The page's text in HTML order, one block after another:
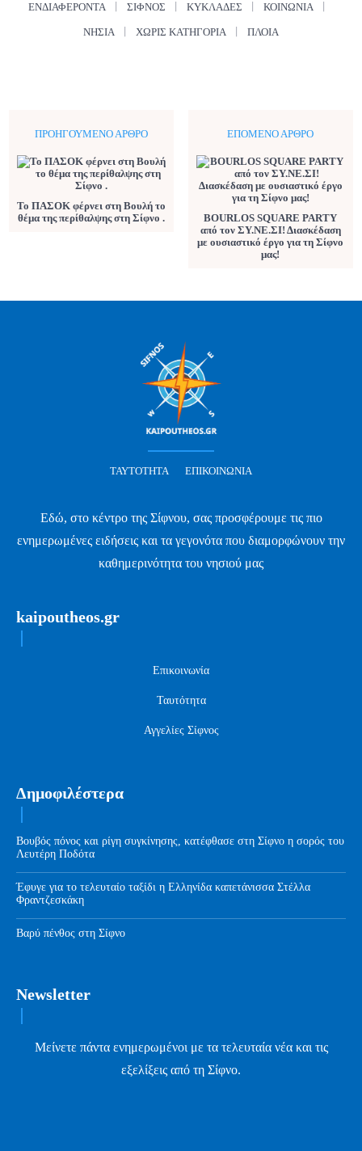
ΕΝΔΙΑΦΈΡΟΝΤΑ ΣΊΦΝΟΣ ΚΥΚΛΆΔΕΣ ΚΟΙΝΩΝΊΑ
ΝΗΣΙΆ ΧΩΡΊΣ ΚΑΤΗΓΟΡΊΑ ΠΛΟΊΑ
ΠΡΟΗΓΟΎΜΕΝΟ ΆΡΘΡΟ
Το ΠΑΣΟΚ φέρνει στη Βουλή το
θέμα της περίθαλψης στη Σίφνο .
ΕΠΌΜΕΝΟ ΆΡΘΡΟ
BOURLOS SQUARE PARTY
από τον ΣΥ.ΝΕ.ΣΙ! Διασκέδαση
με ουσιαστικό έργο για τη Σίφνο
μας!
ΤΑΥΤΌΤΗΤΑ ΕΠΙΚΟΙΝΩΝΊΑ
Εδώ, στο κέντρο της Σίφνου, σας προσφέρουμε τις πιο
ενημερωμένες ειδήσεις και τα γεγονότα που διαμορφώνουν την
καθημερινότητα του νησιού μας
kaipoutheos.gr
Επικοινωνία
Ταυτότητα
Αγγελίες Σίφνος
Δημοφιλέστερα
Βουβός πόνος και ρίγη συγκίνησης, κατέφθασε στη Σίφνο η σορός του
Λευτέρη Ποδότα
Έφυγε για το τελευταίο ταξίδι η Ελληνίδα καπετάνισσα Στέλλα
Φραντζεσκάκη
Βαρύ πένθος στη Σίφνο
Newsletter
Μείνετε πάντα ενημερωμένοι με τα τελευταία νέα και τις
εξελίξεις από τη Σίφνο.